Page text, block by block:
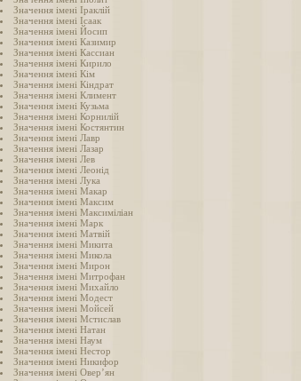
Значення імені Іраклій
Значення імені Ісаак
Значення імені Йосип
Значення імені Казимир
Значення імені Кассиан
Значення імені Кирило
Значення імені Кім
Значення імені Кіндрат
Значення імені Климент
Значення імені Кузьма
Значення імені Корнилій
Значення імені Костянтин
Значення імені Лавр
Значення імені Лазар
Значення імені Лев
Значення імені Леонід
Значення імені Лука
Значення імені Макар
Значення імені Максим
Значення імені Максиміліан
Значення імені Марк
Значення імені Матвій
Значення імені Микита
Значення імені Микола
Значення імені Мирон
Значення імені Митрофан
Значення імені Михайло
Значення імені Модест
Значення імені Мойсей
Значення імені Мстислав
Значення імені Натан
Значення імені Наум
Значення імені Нестор
Значення імені Никифор
Значення імені Овер’ян